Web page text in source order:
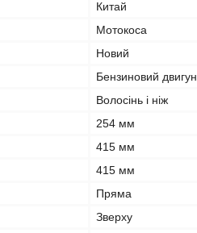
Китай
Мотокоса
Новий
Бензиновий двигун
Волосінь і ніж
254 мм
415 мм
415 мм
Пряма
Зверху